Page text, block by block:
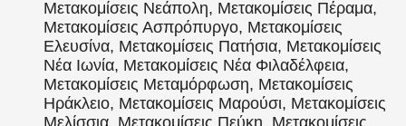
Μετακομίσεις Νεάπολη, Μετακομίσεις Πέραμα,
Μετακομίσεις Ασπρόπυργο, Μετακομίσεις
Ελευσίνα, Μετακομίσεις Πατήσια, Μετακομίσεις
Νέα Ιωνία, Μετακομίσεις Νέα Φιλαδέλφεια,
Μετακομίσεις Μεταμόρφωση, Μετακομίσεις
Ηράκλειο, Μετακομίσεις Μαρούσι, Μετακομίσεις
Μελίσσια, Μετακομίσεις Πεύκη, Μετακομίσεις